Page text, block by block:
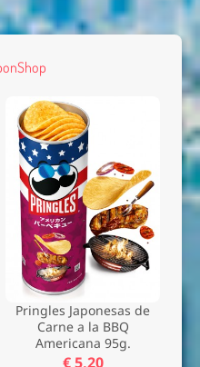
Pringles Japonesas de
Carne a la BBQ
Americana 95g.
€ 5,20